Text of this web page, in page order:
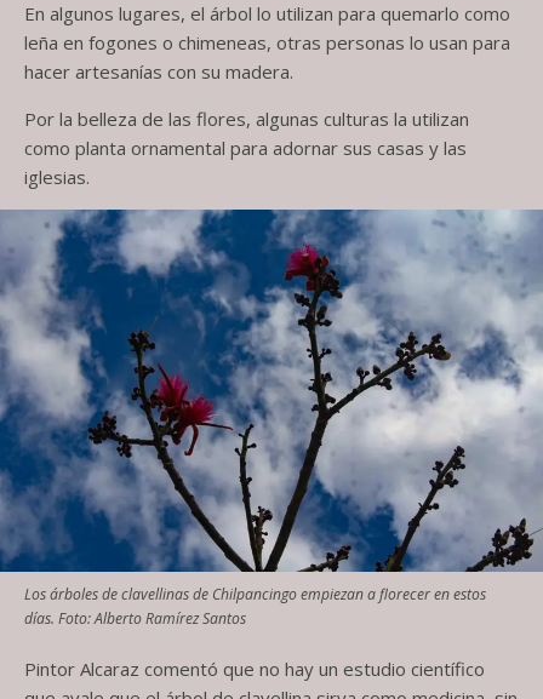
En algunos lugares, el árbol lo utilizan para quemarlo como
leña en fogones o chimeneas, otras personas lo usan para
hacer artesanías con su madera.
Por la belleza de las flores, algunas culturas la utilizan
como planta ornamental para adornar sus casas y las
iglesias.
Los árboles de clavellinas de Chilpancingo empiezan a florecer en estos
días. Foto: Alberto Ramírez Santos
Pintor Alcaraz comentó que no hay un estudio científico